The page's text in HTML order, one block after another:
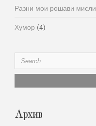
Разни мои рошави мисли
Хумор (4)
Search
for:
Архив